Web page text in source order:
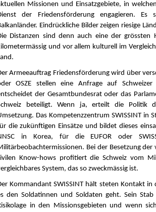
Missionen und Einsatzgebiete, in
der Friedensförderung engagieren.
Eindrückliche Bilder zeigen riesige
Distanzen sind denn auch eine der grössten
und vor allem kulturell im
Armeeauftrag Friedensförderung wird über
OSZE stellen eine Anfrage auf
der Gesamtbundesrat oder das
beteiligt. Wenn ja, erteilt die Politik
Das Kompetenzzentrum SWISSINT in
die zukünftigen Einsätze und bildet dieses
in Korea, für die EUFOR oder
Bei der Besetzung
Know-hows profitiert die Schweiz vom
System, das so zweckmässig ist.
Kommandant SWISSINT hält steten Kontakt
den Soldatinnen und Soldaten geht. Sein
in den Missionsgebieten und wenn